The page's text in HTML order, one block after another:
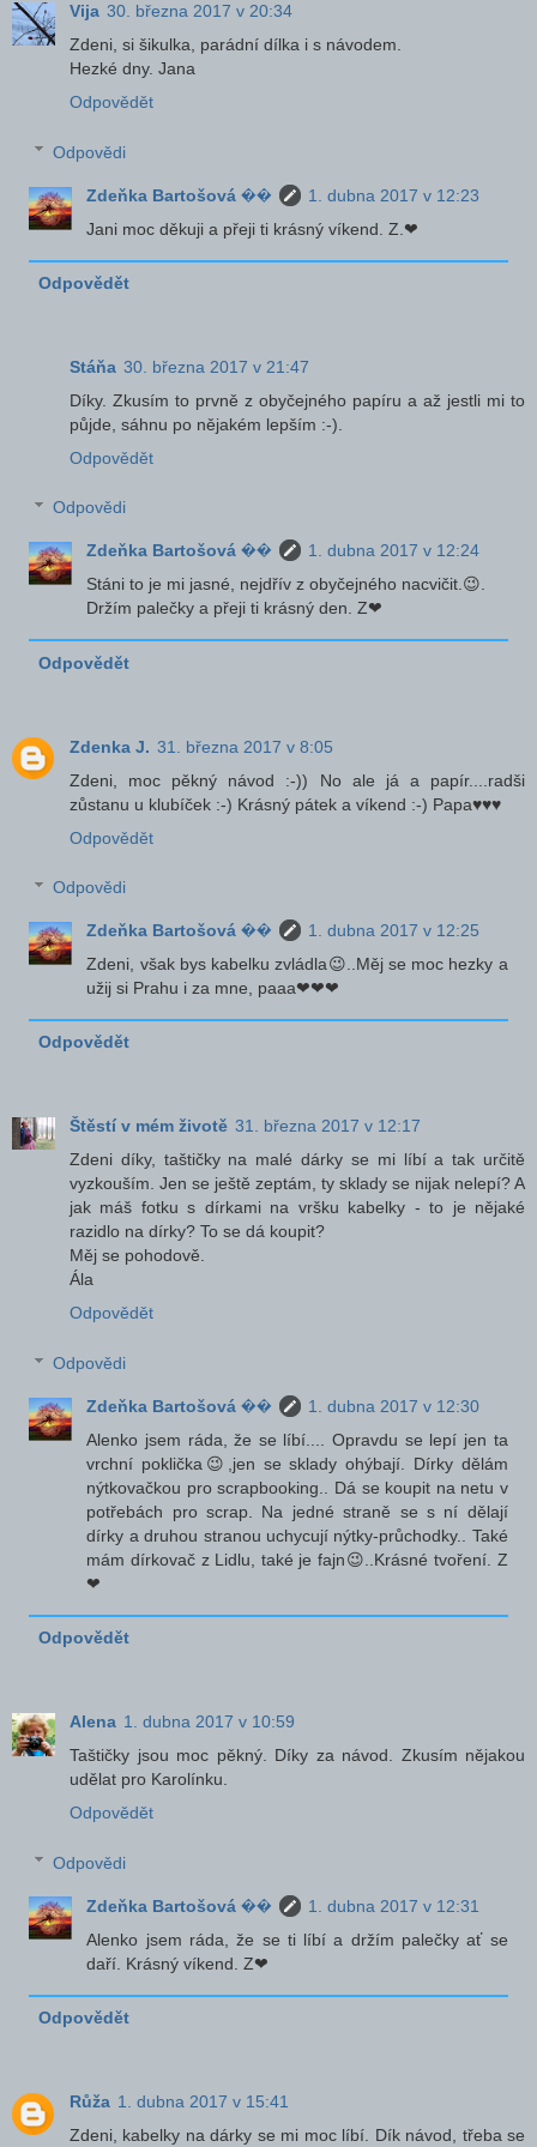
Vija 30. března 2017 v 20:34
Zdeni, si šikulka, parádní dílka i s návodem.
Hezké dny. Jana
Odpovědět
Odpovědi
Zdeňka Bartošová ��
1. dubna 2017 v 12:23
Jani moc děkuji a přeji ti krásný víkend. Z.❤
Odpovědět
Stáňa 30. března 2017 v 21:47
Díky. Zkusím to prvně z obyčejného papíru a až jestli mi to
půjde, sáhnu po nějakém lepším :-).
Odpovědět
Odpovědi
Zdeňka Bartošová ��
1. dubna 2017 v 12:24
Stáni to je mi jasné, nejdřív z obyčejného nacvičit.😉.
Držím palečky a přeji ti krásný den. Z❤
Odpovědět
Zdenka J. 31. března 2017 v 8:05
Zdeni, moc pěkný návod :-)) No ale já a papír....radši
zůstanu u klubíček :-) Krásný pátek a víkend :-) Papa♥♥♥
Odpovědět
Odpovědi
Zdeňka Bartošová ��
1. dubna 2017 v 12:25
Zdeni, však bys kabelku zvládla😉..Měj se moc hezky a
užij si Prahu i za mne, paaa❤❤❤
Odpovědět
Štěstí v mém životě 31. března 2017 v 12:17
Zdeni díky, taštičky na malé dárky se mi líbí a tak určitě
vyzkouším. Jen se ještě zeptám, ty sklady se nijak nelepí? A
jak máš fotku s dírkami na vršku kabelky - to je nějaké
razidlo na dírky? To se dá koupit?
Měj se pohodově.
Ála
Odpovědět
Odpovědi
Zdeňka Bartošová ��
1. dubna 2017 v 12:30
Alenko jsem ráda, že se líbí.... Opravdu se lepí jen ta
vrchní poklička😉,jen se sklady ohýbají. Dírky dělám
nýtkovačkou pro scrapbooking.. Dá se koupit na netu v
potřebách pro scrap. Na jedné straně se s ní dělají
dírky a druhou stranou uchycují nýtky-průchodky.. Také
mám dírkovač z Lidlu, také je fajn😉..Krásné tvoření. Z
❤
Odpovědět
Alena 1. dubna 2017 v 10:59
Taštičky jsou moc pěkný. Díky za návod. Zkusím nějakou
udělat pro Karolínku.
Odpovědět
Odpovědi
Zdeňka Bartošová ��
1. dubna 2017 v 12:31
Alenko jsem ráda, že se ti líbí a držím palečky ať se
daří. Krásný víkend. Z❤
Odpovědět
Růža 1. dubna 2017 v 15:41
Zdeni, kabelky na dárky se mi moc líbí. Dík návod, třeba se